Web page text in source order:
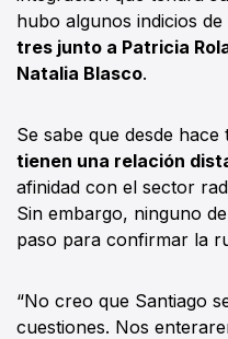
hubo algunos indicios de
tres junto a Patricia
Natalia Blasco.
Se sabe que desde hace
tienen una relación
afinidad con el sector
Sin embargo, ninguno
paso para confirmar la
“No creo que Santiago
cuestiones. Nos